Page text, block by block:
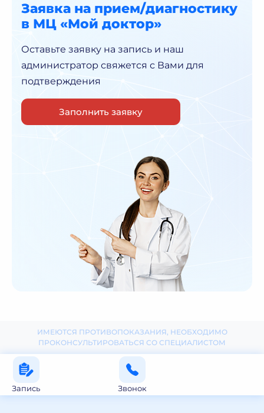
Заявка на прием/диагностику
в МЦ «Мой доктор»
Оставьте заявку на запись и наш
администратор свяжется с Вами для
подтверждения
Заполнить заявку
ИМЕЮТСЯ ПРОТИВОПОКАЗАНИЯ, НЕОБХОДИМО
ПРОКОНСУЛЬТИРОВАТЬСЯ СО СПЕЦИАЛИСТОМ
Запись Звонок